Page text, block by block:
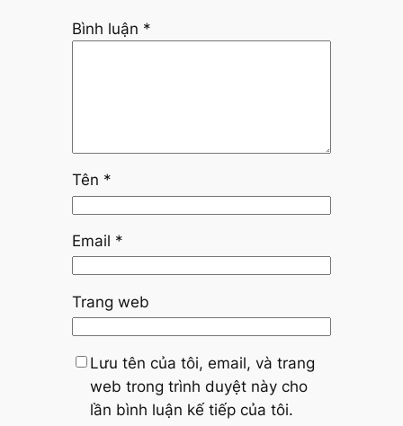
Bình luận *
Tên *
Email *
Trang web
Lưu tên của tôi, email, và trang
web trong trình duyệt này cho
lần bình luận kế tiếp của tôi.